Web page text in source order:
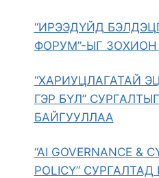
“ИРЭЭДҮЙД
ФОРУМ”-ЫГ
“ХАРИУЦЛАГАТАЙ
ГЭР БҮЛ”
БАЙГУУЛЛАА
“AI GOVERNANCE &
POLICY”